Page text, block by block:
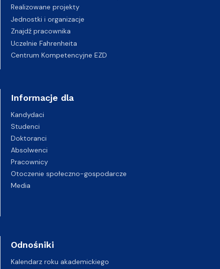
Realizowane projekty
Jednostki i organizacje
Znajdź pracownika
Uczelnie Fahrenheita
Centrum Kompetencyjne EZD
Informacje dla
Kandydaci
Studenci
Doktoranci
Absolwenci
Pracownicy
Otoczenie społeczno-gospodarcze
Media
Odnośniki
Kalendarz roku akademickiego